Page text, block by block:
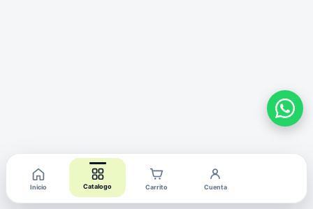
Inicio Catalogo Carrito Cuenta